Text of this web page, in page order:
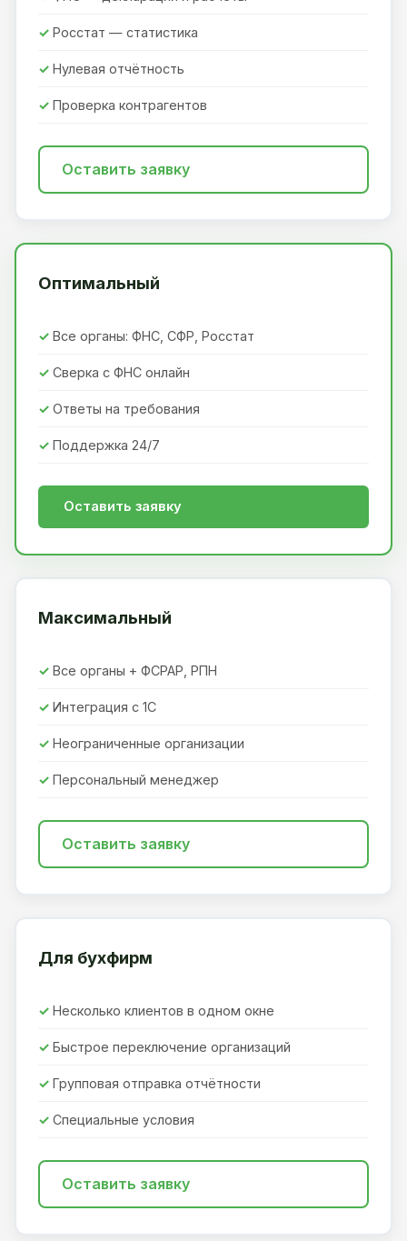
Росстат — статистика
Нулевая отчётность
Проверка контрагентов
Оставить заявку
Оптимальный
Все органы: ФНС, СФР, Росстат
Сверка с ФНС онлайн
Ответы на требования
Поддержка 24/7
Оставить заявку
Максимальный
Все органы + ФСРАР, РПН
Интеграция с 1С
Неограниченные организации
Персональный менеджер
Оставить заявку
Для бухфирм
Несколько клиентов в одном окне
Быстрое переключение организаций
Групповая отправка отчётности
Специальные условия
Оставить заявку